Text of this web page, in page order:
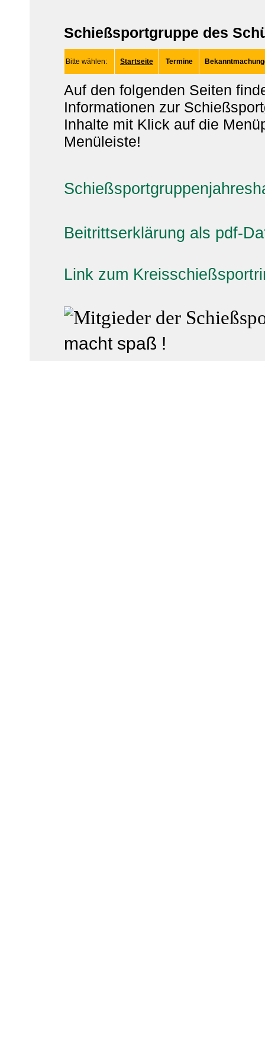
Schießsportgruppe des
Bitte wählen: Startseite Termine
Auf den folgenden Seiten
Informationen zur
Inhalte mit Klick auf die
Menüleiste!
Beitrittserklärung als pdf-
Link zum
macht spaß !